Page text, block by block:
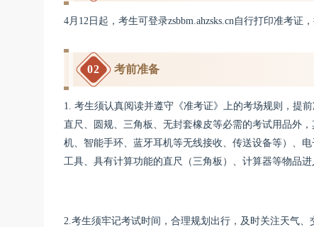
4月12日起，考生可登录zsbbm.ahzsks.cn自行打印准考证
02 考前准备
1. 考生须认真阅读并遵守《准考证》上的考场规则，提
直尺、圆规、三角板、无封套橡皮等必需的考试用品外
机、智能手环、蓝牙耳机等无线接收、传送设备等）、
工具、具有计算功能的直尺（三角板）、计算器等物品进
2.考生须牢记考试时间，合理规划出行，及时关注天气、